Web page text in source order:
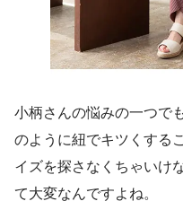
小柄さんの悩みの一つで
のように紐でキツくする
イズを探さなくちゃいけ
て大変なんですよね。